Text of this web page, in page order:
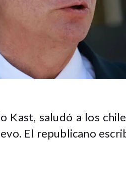
Kast, saludó a los
El republicano